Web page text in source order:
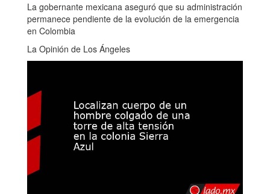
La gobernante mexicana aseguró que su administración
permanece pendiente de la evolución de la emergencia
en Colombia
La Opinión de Los Ángeles